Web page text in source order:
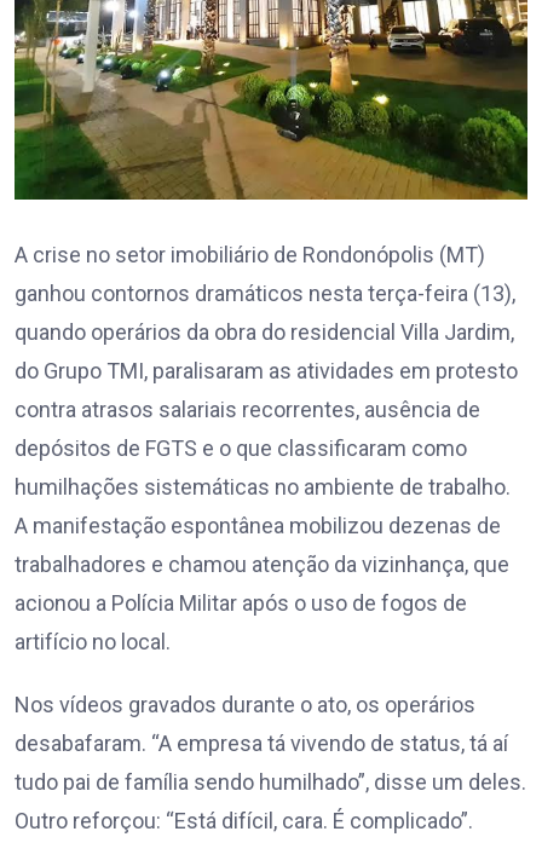
A crise no setor imobiliário de Rondonópolis (MT)
ganhou contornos dramáticos nesta terça-feira (13),
quando operários da obra do residencial Villa Jardim,
do Grupo TMI, paralisaram as atividades em protesto
contra atrasos salariais recorrentes, ausência de
depósitos de FGTS e o que classificaram como
humilhações sistemáticas no ambiente de trabalho.
A manifestação espontânea mobilizou dezenas de
trabalhadores e chamou atenção da vizinhança, que
acionou a Polícia Militar após o uso de fogos de
artifício no local.
Nos vídeos gravados durante o ato, os operários
desabafaram. “A empresa tá vivendo de status, tá aí
tudo pai de família sendo humilhado”, disse um deles.
Outro reforçou: “Está difícil, cara. É complicado”.